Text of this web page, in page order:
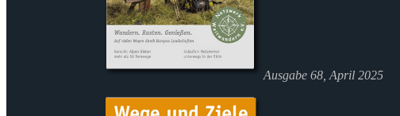
Ausgabe 68, April 2025